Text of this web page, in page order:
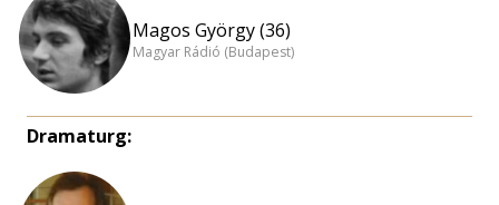
Magos György (36)
Magyar Rádió (Budapest)
Dramaturg: